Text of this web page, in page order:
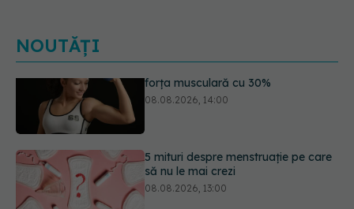
NOUTĂȚI
5 mituri despre menstruație pe care
Primele 1.000 de zile ar putea